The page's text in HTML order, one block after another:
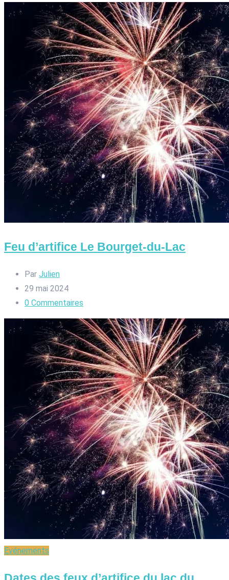
Feu d’artifice Le Bourget-du-Lac
Par Julien
29 mai 2024
0 Commentaires
Evénements